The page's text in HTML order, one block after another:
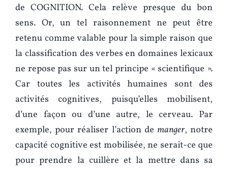
de COGNITION. Cela relève presque du bon
sens. Or, un tel raisonnement ne peut être
retenu comme valable pour la simple raison que
la classification des verbes en domaines lexicaux
ne repose pas sur un tel principe « scientifique ».
Car toutes les activités humaines sont des
activités cognitives, puisqu’elles mobilisent,
d’une façon ou d’une autre, le cerveau. Par
exemple, pour réaliser l’action de manger, notre
capacité cognitive est mobilisée, ne serait-ce que
pour prendre la cuillère et la mettre dans sa